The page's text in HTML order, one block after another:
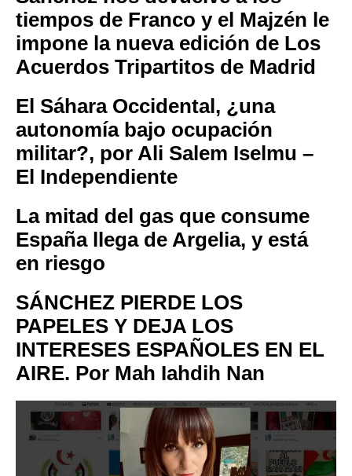
tiempos de Franco y el Majzén le
impone la nueva edición de Los
Acuerdos Tripartitos de Madrid
El Sáhara Occidental, ¿una
autonomía bajo ocupación
militar?, por Ali Salem Iselmu –
El Independiente
La mitad del gas que consume
España llega de Argelia, y está
en riesgo
SÁNCHEZ PIERDE LOS
PAPELES Y DEJA LOS
INTERESES ESPAÑOLES EN EL
AIRE. Por Mah Iahdih Nan